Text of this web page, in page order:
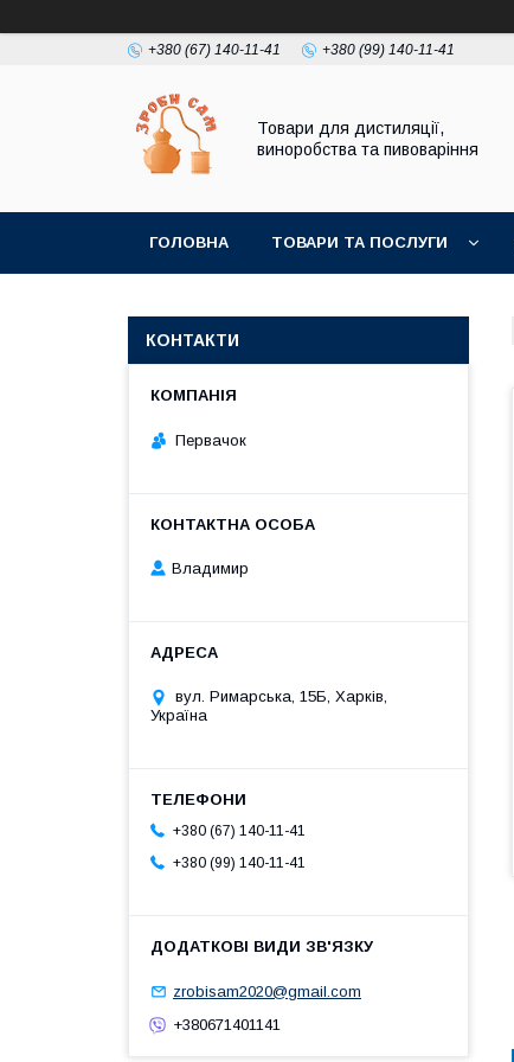
+380 (67) 140-11-41 +380 (99) 140-11-41
Товари для дистиляції,
виноробства та пивоваріння
ГОЛОВНА ТОВАРИ ТА ПОСЛУГИ
КОНТАКТИ
Первачок
Владимир
вул. Римарська, 15Б, Харків,
Україна
+380 (67) 140-11-41
+380 (99) 140-11-41
zrobisam2020@gmail.com
+380671401141